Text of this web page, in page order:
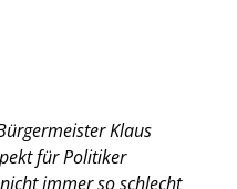
Klaus
für Politiker
immer so schlecht